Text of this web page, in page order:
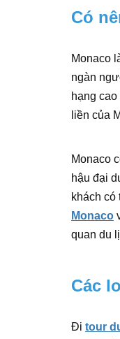
Có
Monaco
ngàn
hạng
liền của
Monaco
hậu đại
khách có
Monaco
quan du
Các
Đi tour